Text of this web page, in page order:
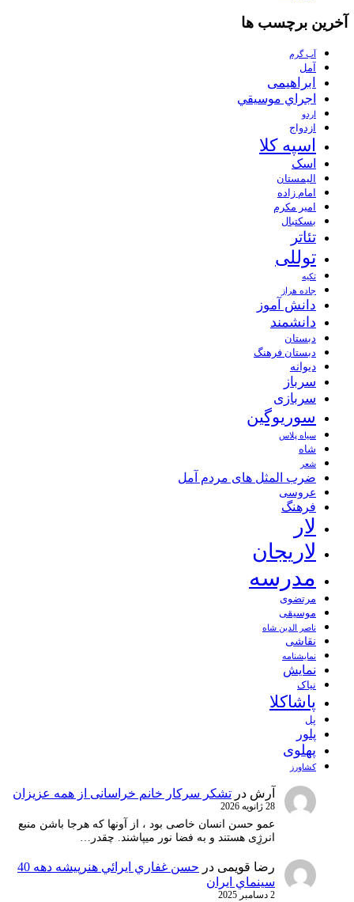
آخرین برچسب ها
آب گرم
آمل
ابراهیمی
اجراي موسيقي
اردو
ازدواج
اسپه کلا
اسک
الیمستان
امام زاده
امیر مکرم
بسکتبال
تئاتر
توللی
تکیه
جاده هراز
دانش آموز
دانشمند
دبستان
دبستان فرهنگ
دیوانه
سرباز
سربازی
سوریوگین
سیاه پلاس
شاه
شعر
ضرب المثل های مردم آمل
عروسی
فرهنگ
لار
لاریجان
مدرسه
مرتضوی
موسیقی
ناصر الدین شاه
نقاشی
نمايشنامه
نمایش
نیاک
پاشاکلا
پل
پلور
پهلوی
کشاورز
آرش در تشکر سرکار خانم خراسانی از همه عزیزان
28 ژانویه 2026
عمو حسن انسان خاصی بود ، از آونها که هرجا باشن منبع
انرژِی هستند و به فضا نور میپاشند. چقدر…
رضا قویمی در
حسن غفاري ايرائي هنرپيشه دهه 40
سينماي ايران
2 دسامبر 2025